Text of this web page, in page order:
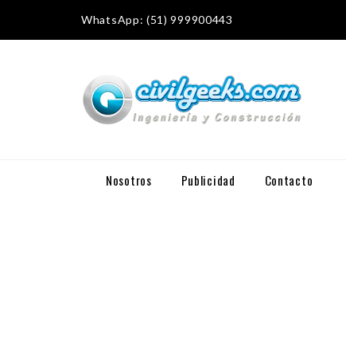
WhatsApp: (51) 999900443
Nosotros Publicidad Contacto